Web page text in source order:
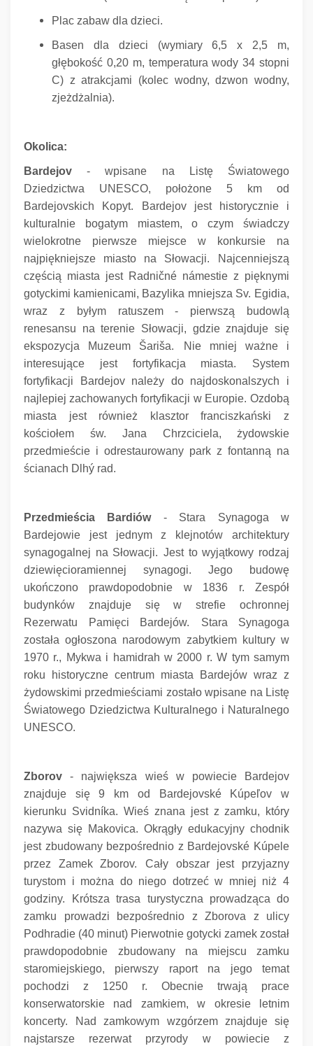
Plac zabaw dla dzieci.
Basen dla dzieci (wymiary 6,5 x 2,5 m,
głębokość 0,20 m, temperatura wody 34 stopni
C) z atrakcjami (kolec wodny, dzwon wodny,
zjeżdżalnia).
Okolica:
Bardejov - wpisane na Listę Światowego
Dziedzictwa UNESCO, położone 5 km od
Bardejovskich Kopyt.
Bardejov jest historycznie i
kulturalnie bogatym miastem, o czym świadczy
wielokrotne pierwsze miejsce w konkursie na
najpiękniejsze miasto na Słowacji.
Najcenniejszą
częścią miasta jest Radničné námestie z pięknymi
gotyckimi kamienicami, Bazylika mniejsza Sv. Egidia,
wraz z byłym ratuszem - pierwszą budowlą
renesansu na terenie Słowacji, gdzie znajduje się
ekspozycja Muzeum Šariša.
Nie mniej ważne i
interesujące jest fortyfikacja miasta.
System
fortyfikacji Bardejov należy do najdoskonalszych i
najlepiej zachowanych fortyfikacji w Europie. Ozdobą
miasta jest również klasztor franciszkański z
kościołem św.
Jana Chrzciciela, żydowskie
przedmieście i odrestaurowany park z fontanną na
ścianach Dlhý rad.
Przedmieścia Bardiów- Stara Synagoga w
Bardejowie jest jednym z klejnotów architektury
synagogalnej na Słowacji. Jest to wyjątkowy rodzaj
dziewięcioramiennej synagogi.
Jego budowę
ukończono prawdopodobnie w 1836 r. Zespół
budynków znajduje się w strefie ochronnej
Rezerwatu Pamięci Bardejów.
Stara Synagoga
została ogłoszona narodowym zabytkiem kultury w
1970 r., Mykwa i hamidrah w 2000 r. W tym samym
roku historyczne centrum miasta Bardejów wraz z
żydowskimi przedmieściami zostało wpisane na Listę
Światowego Dziedzictwa Kulturalnego i Naturalnego
UNESCO.
Zborov - największa wieś w powiecie Bardejov
znajduje się 9 km od Bardejovské Kúpeľov w
kierunku Svidníka. Wieś znana jest z zamku, który
nazywa się Makovica. Okrągły edukacyjny chodnik
jest zbudowany bezpośrednio z Bardejovské Kúpele
przez Zamek Zborov.
Cały obszar jest przyjazny
turystom i można do niego dotrzeć w mniej niż 4
godziny.
Krótsza trasa turystyczna prowadząca do
zamku prowadzi bezpośrednio z Zborova z ulicy
Podhradie (40 minut) Pierwotnie gotycki zamek został
prawdopodobnie zbudowany na miejscu zamku
staromiejskiego, pierwszy raport na jego temat
pochodzi z 1250 r. Obecnie trwają prace
konserwatorskie nad zamkiem, w okresie letnim
koncerty.
Nad zamkowym wzgórzem znajduje się
najstarsze rezerwat przyrody w powiecie z